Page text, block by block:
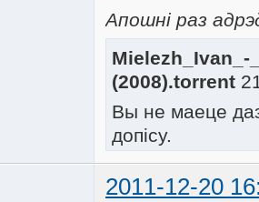
Людзі на балоце/03
Людзі на балоце/03
Людзі на балоце/03
Людзі на балоце/03
Людзі на балоце/03
Людзі на балоце/03
Людзі на балоце/03
Людзі на балоце/03
Апошні раз
(2008).torrent
Вы не маеце
допісу.
2011-12-20